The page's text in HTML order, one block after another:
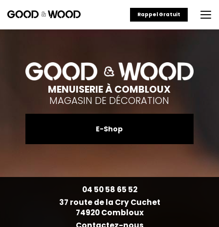
au
principal
Rappel Gratuit
MENUISERIE À COMBLOUX
MAGASIN DE DÉCORATION
E-Shop
04 50 58 65 52
37 route de la Cry Cuchet
74920 Combloux